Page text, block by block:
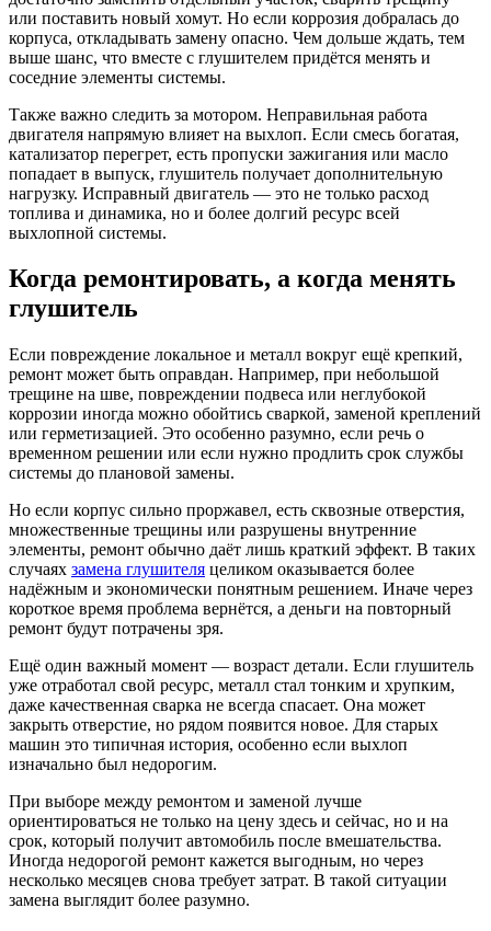
или поставить новый хомут. Но если коррозия добралась до
корпуса, откладывать замену опасно. Чем дольше ждать, тем
выше шанс, что вместе с глушителем придётся менять и
соседние элементы системы.
Также важно следить за мотором. Неправильная работа
двигателя напрямую влияет на выхлоп. Если смесь богатая,
катализатор перегрет, есть пропуски зажигания или масло
попадает в выпуск, глушитель получает дополнительную
нагрузку. Исправный двигатель — это не только расход
топлива и динамика, но и более долгий ресурс всей
выхлопной системы.
Когда ремонтировать, а когда менять
глушитель
Если повреждение локальное и металл вокруг ещё крепкий,
ремонт может быть оправдан. Например, при небольшой
трещине на шве, повреждении подвеса или неглубокой
коррозии иногда можно обойтись сваркой, заменой креплений
или герметизацией. Это особенно разумно, если речь о
временном решении или если нужно продлить срок службы
системы до плановой замены.
Но если корпус сильно проржавел, есть сквозные отверстия,
множественные трещины или разрушены внутренние
элементы, ремонт обычно даёт лишь краткий эффект. В таких
случаях замена глушителя целиком оказывается более
надёжным и экономически понятным решением. Иначе через
короткое время проблема вернётся, а деньги на повторный
ремонт будут потрачены зря.
Ещё один важный момент — возраст детали. Если глушитель
уже отработал свой ресурс, металл стал тонким и хрупким,
даже качественная сварка не всегда спасает. Она может
закрыть отверстие, но рядом появится новое. Для старых
машин это типичная история, особенно если выхлоп
изначально был недорогим.
При выборе между ремонтом и заменой лучше
ориентироваться не только на цену здесь и сейчас, но и на
срок, который получит автомобиль после вмешательства.
Иногда недорогой ремонт кажется выгодным, но через
несколько месяцев снова требует затрат. В такой ситуации
замена выглядит более разумно.